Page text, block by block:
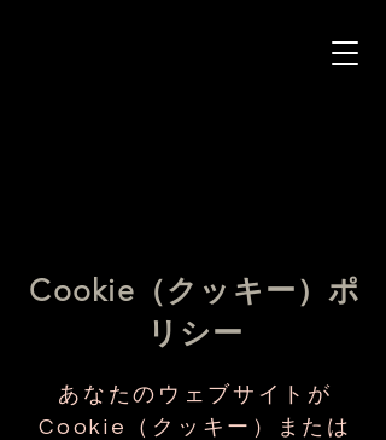
Cookie（クッキー）ポ
リシー
あなたのウェブサイトが
Cookie（クッキー）または